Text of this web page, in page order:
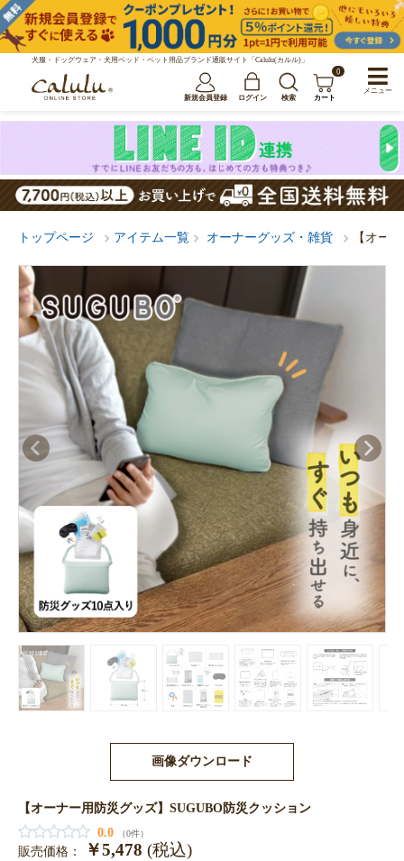
犬服・ドッグウェア・犬用ベッド・ペット用品ブランド通販サイト「Calulu(カルル)」
新規会員登録 ログイン 検索
0
カート
トップページ アイテム一覧 オーナーグッズ・雑貨 【オー
画像ダウンロード
【オーナー用防災グッズ】SUGUBO防災クッション
0.0
（0件）
販売価格： ￥5,478 (税込)
メニュー